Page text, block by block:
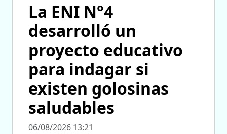
La ENI N°4
desarrolló un
proyecto educativo
para indagar si
existen golosinas
saludables
06/08/2026 13:21